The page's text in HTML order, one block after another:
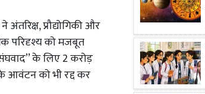
प्रौद्योगिकी और
परिदृश्य को मजबूत
के लिए 2 करोड़
आवंटन को भी रद्द कर